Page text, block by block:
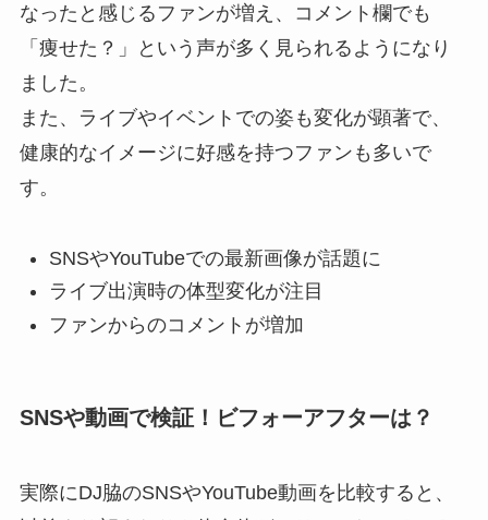
なったと感じるファンが増え、コメント欄でも
「痩せた？」という声が多く見られるようになり
ました。
また、ライブやイベントでの姿も変化が顕著で、
健康的なイメージに好感を持つファンも多いで
す。
SNSやYouTubeでの最新画像が話題に
ライブ出演時の体型変化が注目
ファンからのコメントが増加
SNSや動画で検証！ビフォーアフターは？
実際にDJ脇のSNSやYouTube動画を比較すると、